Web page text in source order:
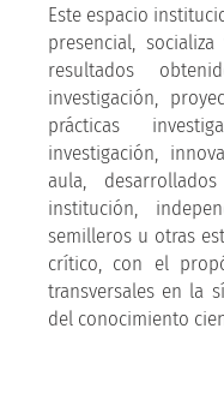
Este espacio
presencial,
resultados
investigación,
prácticas
investigación,
aula,
institución,
semilleros u otras
crítico, con el
transversales en la
del conocimiento